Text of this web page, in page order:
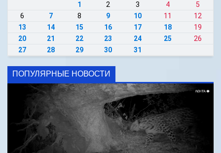
1
2 3 4
5
6
7 8 9 10 11
12
13
14 15 16 17 18
19
20
21 22 23 24 25
26
27
28 29 30 31
ПОПУЛЯРНЫЕ НОВОСТИ